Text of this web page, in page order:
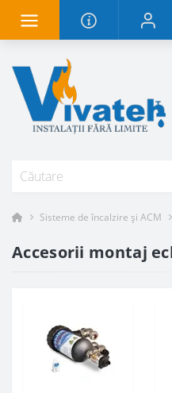
Sisteme de încalzire și ACM
Accesorii montaj